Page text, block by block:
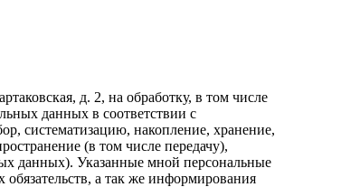
д. 2, на обработку, в том числе
данных в соответствии с
систематизацию, накопление, хранение,
(в том числе передачу),
данных). Указанные мной персональные
а так же информирования